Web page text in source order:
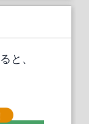
と、